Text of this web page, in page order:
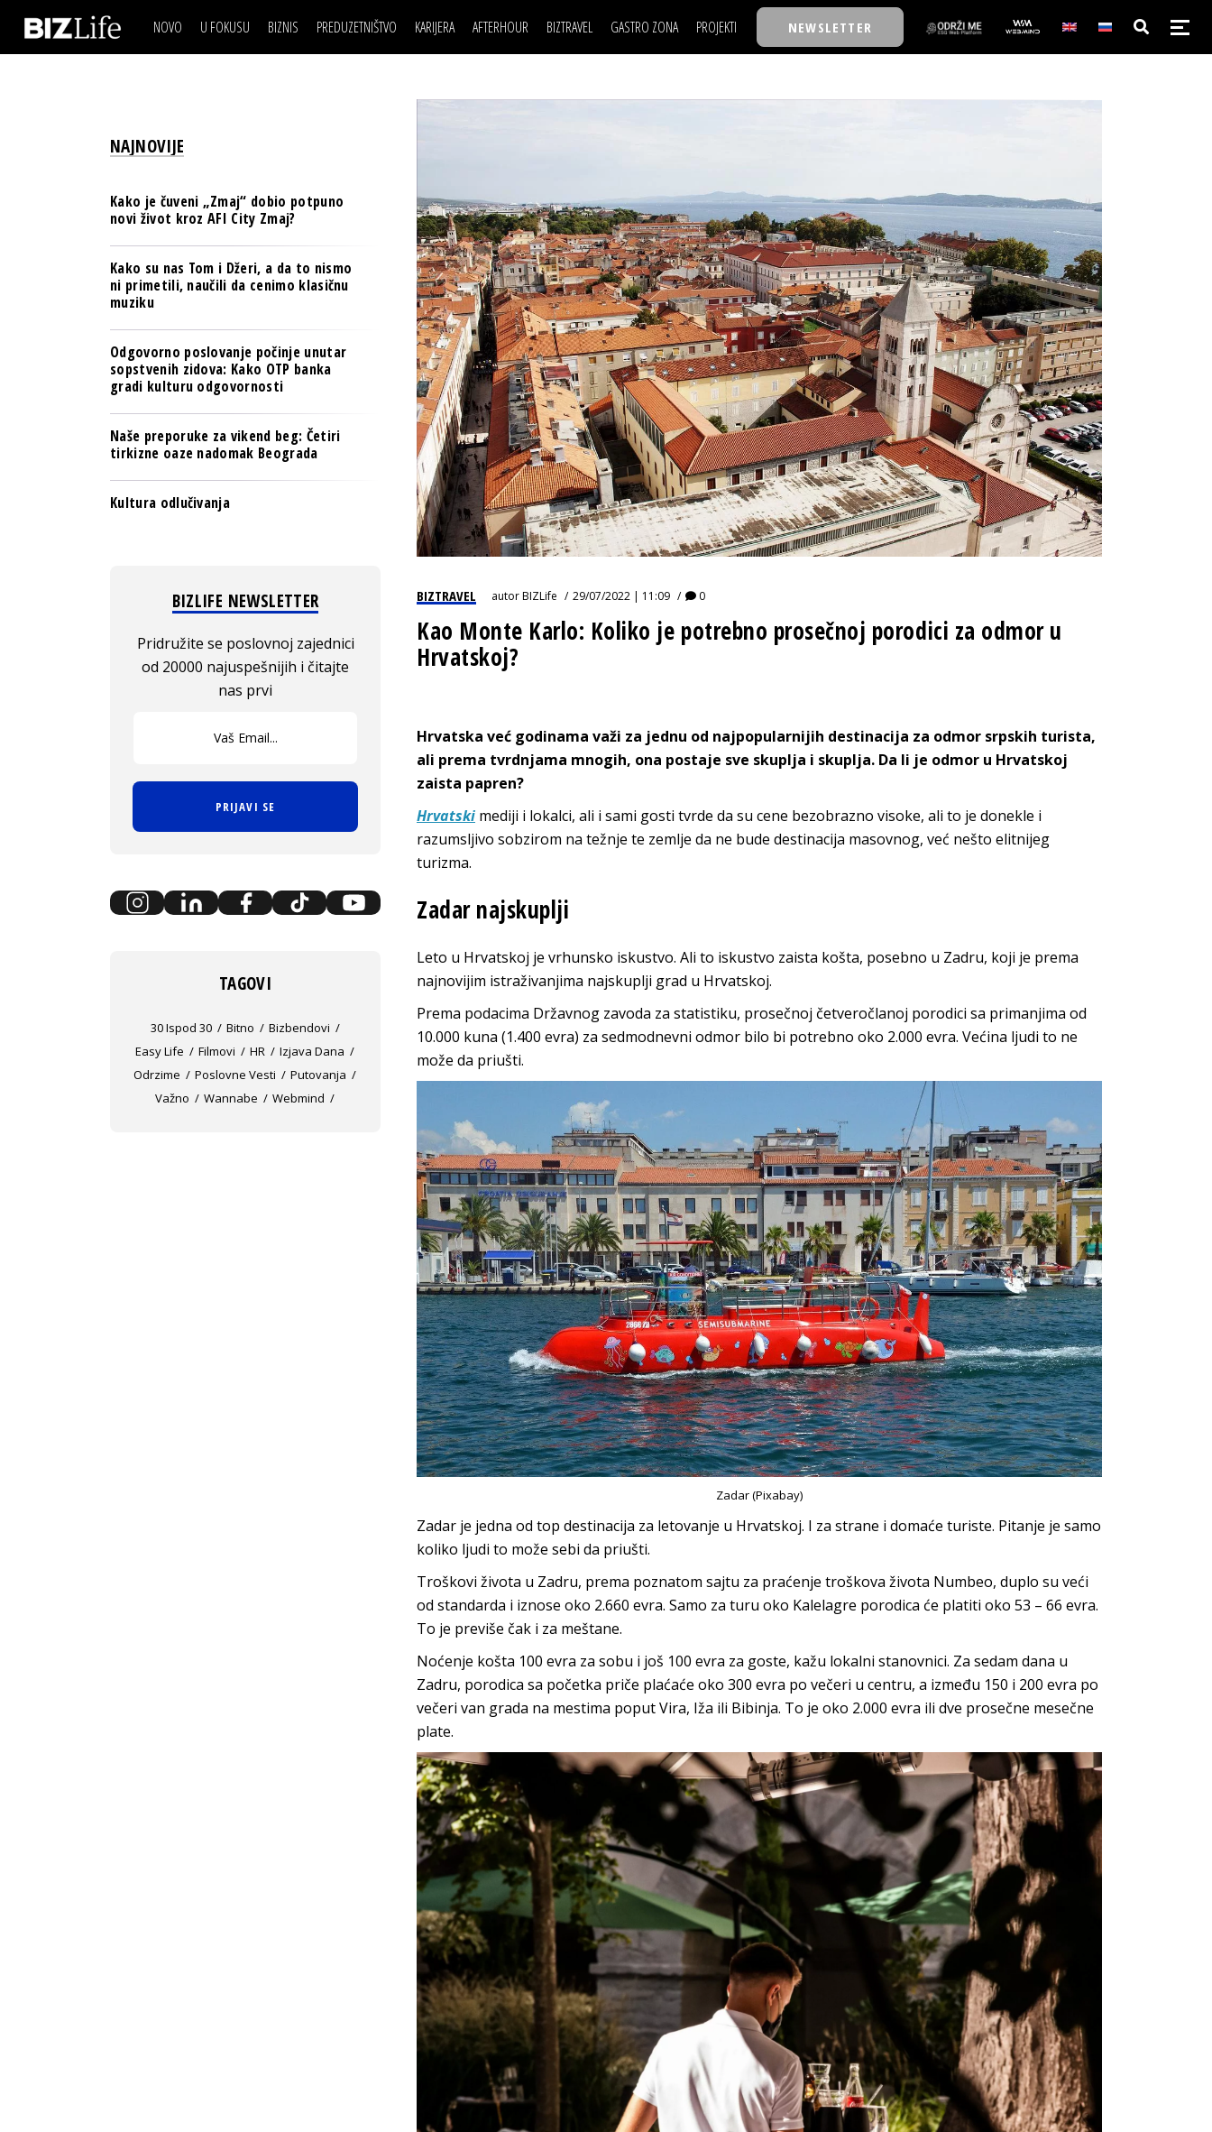
NOVO U FOKUSU BIZNIS
BANKE
OSIGURANJE
TECH I AI
PULS REGIONA
NOVO NA RAFU
PREDUZETNIŠTVO KARIJERA
KNOW-HOW
AFTERHOUR
WELLBEING
BIZTRAVEL GASTRO ZONA PROJEKTI
BIZBENDOVI
BIZKOLEGIJUM
BMW BIZNIS LIGA
BIZLIFE WEEK
IZJAVA GODINE
NEWSLETTER
IZJAVA DANABIZNIS SCENA
BREND I KOMUNIKACIJE
OSIGURANJE
TECH I AI
PULS REGIONA
POSAO
MOJ UGAO
FILM I SCENA
AUTO SVET
NAJKOLEGA
30 ISPOD 30
BIZKOLEGIJUM
BMW BIZNIS LIGA
BIZLIFE WEEK
IZJAVA GODINE
BIZTRAVEL autorBIZLife 29/07/2022 | 11:09 0
Kao Monte Karlo: Koliko je potrebno prosečnoj porodici za odmor u
Hrvatskoj?
Hrvatska već godinama važi za jednu od najpopularnijih destinacija za odmor srpskih turista,
ali prema tvrdnjama mnogih, ona postaje sve skuplja i skuplja. Da li je odmor u Hrvatskoj
zaista papren?
Hrvatski mediji i lokalci, ali i sami gosti tvrde da su cene bezobrazno visoke, ali to je donekle i
razumsljivo sobzirom na težnje te zemlje da ne bude destinacija masovnog, već nešto elitnijeg
turizma.
Zadar najskuplji
Leto u Hrvatskoj je vrhunsko iskustvo. Ali to iskustvo zaista košta, posebno u Zadru, koji je prema
najnovijim istraživanjima najskuplji grad u Hrvatskoj.
Prema podacima Državnog zavoda za statistiku, prosečnoj četveročlanoj porodici sa primanjima od
10.000 kuna (1.400 evra) za sedmodnevni odmor bilo bi potrebno oko 2.000 evra. Većina ljudi to ne
može da priušti.
Zadar (Pixabay)
Zadar je jedna od top destinacija za letovanje u Hrvatskoj. I za strane i domaće turiste. Pitanje je samo
koliko ljudi to može sebi da priušti.
Troškovi života u Zadru, prema poznatom sajtu za praćenje troškova života Numbeo, duplo su veći
od standarda i iznose oko 2.660 evra. Samo za turu oko Kalelagre porodica će platiti oko 53 – 66 evra.
To je previše čak i za meštane.
Noćenje košta 100 evra za sobu i još 100 evra za goste, kažu lokalni stanovnici. Za sedam dana u
Zadru, porodica sa početka priče plaćaće oko 300 evra po večeri u centru, a između 150 i 200 evra po
večeri van grada na mestima poput Vira, Iža ili Bibinja. To je oko 2.000 evra ili dve prosečne mesečne
plate.
NAJNOVIJE
Kako je čuveni „Zmaj“ dobio potpuno
novi život kroz AFI City Zmaj?
Kako su nas Tom i Džeri, a da to nismo
ni primetili, naučili da cenimo klasičnu
muziku
Odgovorno poslovanje počinje unutar
sopstvenih zidova: Kako OTP banka
gradi kulturu odgovornosti
Naše preporuke za vikend beg: Četiri
tirkizne oaze nadomak Beograda
Kultura odlučivanja
BIZLIFE NEWSLETTER
Pridružite se poslovnoj zajednici
od 20000 najuspešnijih i čitajte
nas prvi
PRIJAVI SE
TAGOVI
30 Ispod 30 Bitno
Bizbendovi
Easy Life
Filmovi HR
Izjava Dana
Odrzime
Poslovne Vesti
Putovanja
Važno
Wannabe Webmind